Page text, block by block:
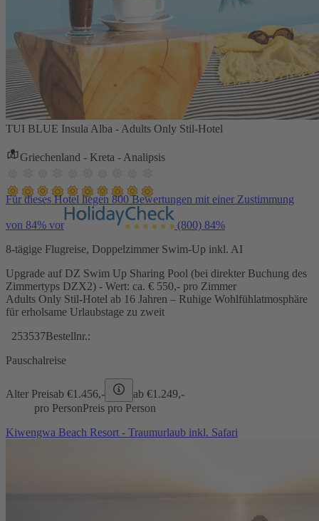
TUI BLUE Insula Alba - Adults Only Stil-Hotel
Griechenland - Kreta - Analipsis
Für dieses Hotel liegen 800 Bewertungen mit einer Zustimmung
von 84% vor (800) 84%
8-tägige Flugreise, Doppelzimmer Swim-Up inkl. AI
Upgrade auf DZ Swim Up Sharing Pool (bei direkter Buchung des
Zimmertyps DZX2) - Wert: ca. € 550,- pro Zimmer
Adults Only Stil-Hotel ab 16 Jahren – Ruhige Wohlfühlatmosphäre
für erholsame Urlaubstage zu zweit
253537Bestellnr.:
Pauschalreise
Alter Preisab €1.456,- ab €1.249,-
pro PersonPreis pro Person
Kiwengwa Beach Resort - Traumurlaub inkl. Safari